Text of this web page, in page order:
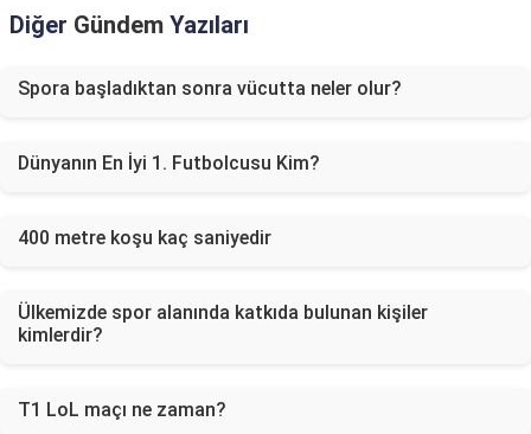
Diğer Gündem Yazıları
Spora başladıktan sonra vücutta neler olur?
Dünyanın En İyi 1. Futbolcusu Kim?
400 metre koşu kaç saniyedir
Ülkemizde spor alanında katkıda bulunan kişiler
kimlerdir?
T1 LoL maçı ne zaman?